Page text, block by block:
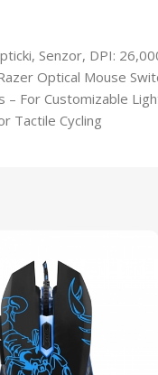
Senzor, DPI:
Optical Mouse
– For Customizable
Tactile Cycling